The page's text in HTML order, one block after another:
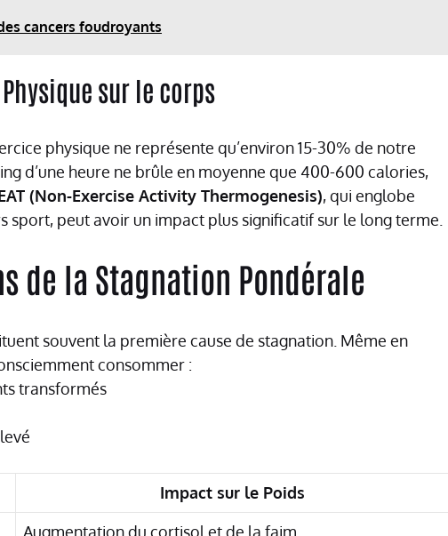
cancers foudroyants
sur le corps
physique ne représente qu’environ 15-30% de notre
d’une heure ne brûle en moyenne que 400-600 calories,
(Non-Exercise Activity Thermogenesis), qui englobe
sport, peut avoir un impact plus significatif sur le long terme.
de la Stagnation Pondérale
souvent la première cause de stagnation. Même en
consommer :
transformés
Impact sur le Poids
Augmentation du cortisol et de la faim